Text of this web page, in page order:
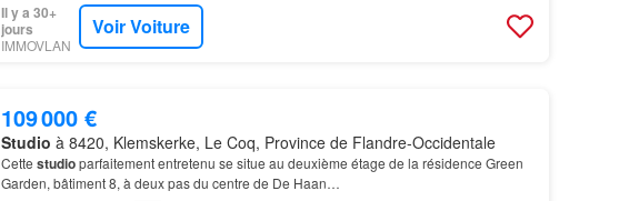
Il y a 30+
jours
IMMOVLAN
Voir Voiture
109 000 €
Studio à 8420, Klemskerke, Le Coq, Province de Flandre-Occidentale
Cette studioparfaitement entretenu se situe au deuxième étage de la résidence Green
Garden, bâtiment 8, à deux pas du centre de De Haan…